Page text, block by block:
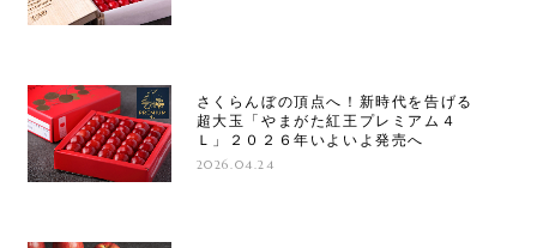
さくらんぼの頂点へ！新時代を告げる
超大玉「やまがた紅王プレミアム４
Ｌ」２０２６年いよいよ発売へ
2026.04.24